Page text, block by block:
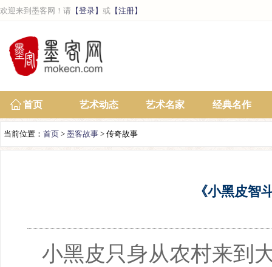
欢迎来到墨客网！请 【登录】 或 【注册】
首页 艺术动态 艺术名家 经典名作
当前位置： 首页 > 墨客故事 > 传奇故事
《小黑皮智
小黑皮只身从农村来到